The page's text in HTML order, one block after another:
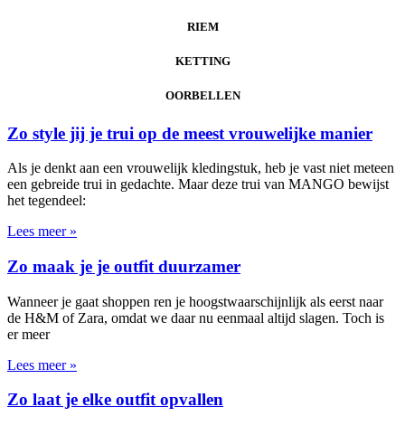
RIEM
KETTING
OORBELLEN
Zo style jij je trui op de meest vrouwelijke manier
Als je denkt aan een vrouwelijk kledingstuk, heb je vast niet meteen
een gebreide trui in gedachte. Maar deze trui van MANGO bewijst
het tegendeel:
Lees meer »
Zo maak je je outfit duurzamer
Wanneer je gaat shoppen ren je hoogstwaarschijnlijk als eerst naar
de H&M of Zara, omdat we daar nu eenmaal altijd slagen. Toch is
er meer
Lees meer »
Zo laat je elke outfit opvallen